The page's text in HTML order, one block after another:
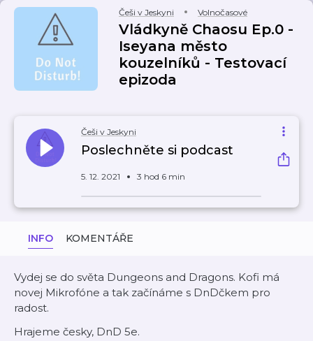
Češi v Jeskyni Volnočasové
Vládkyně Chaosu Ep.0 -
Iseyana město
kouzelníků - Testovací
epizoda
Češi v Jeskyni
Poslechněte si podcast
5. 12. 2021 3 hod 6 min
INFO KOMENTÁŘE
Vydej se do světa Dungeons and Dragons. Kofi má
novej Mikrofóne a tak začínáme s DnDčkem pro
radost.
Hrajeme česky, DnD 5e.